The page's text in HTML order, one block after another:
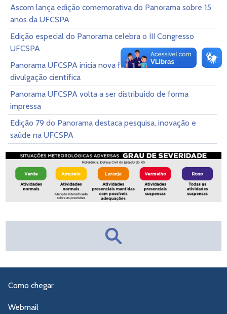
Ascom lança edição comemorativa do Panorama sobre 15
anos da UFCSPA
Edição especial do Panorama celebra o III Congresso
UFCSPA
Panorama UFCSPA inicia nova fase com foco em
divulgação científica
Panorama UFCSPA volta a ser distribuído de forma
impressa
Edição 79 do Panorama destaca pesquisa, inovação e
saúde na UFCSPA
Como chegar
Webmail